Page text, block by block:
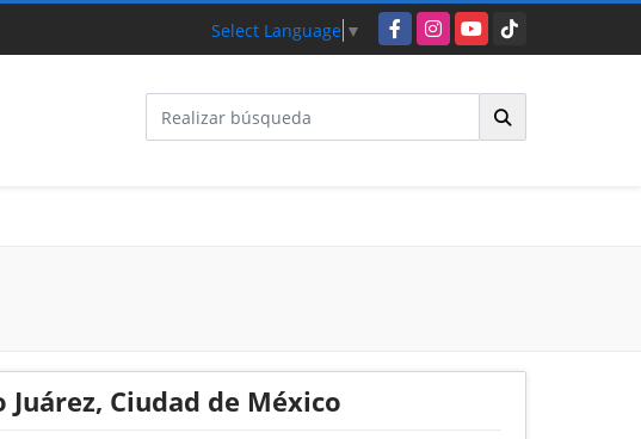
Select Language ▼ FacebookInstagramYouTubeTikTok
Ciudad de México